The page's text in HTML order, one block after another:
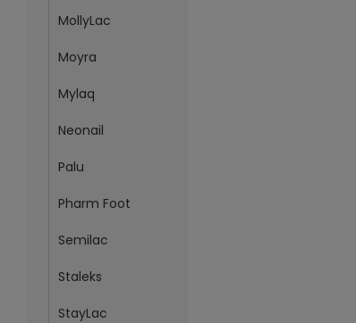
MollyLac
Moyra
Mylaq
Neonail
Palu
Pharm Foot
Semilac
Staleks
StayLac